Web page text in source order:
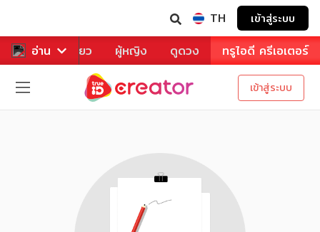
TH เข้าสู่ระบบ
อ่าน
หาร ท่องเที่ยว ผู้หญิง ดูดวง ทรูไอดี ครีเอเตอร์
เข้าสู่ระบบ